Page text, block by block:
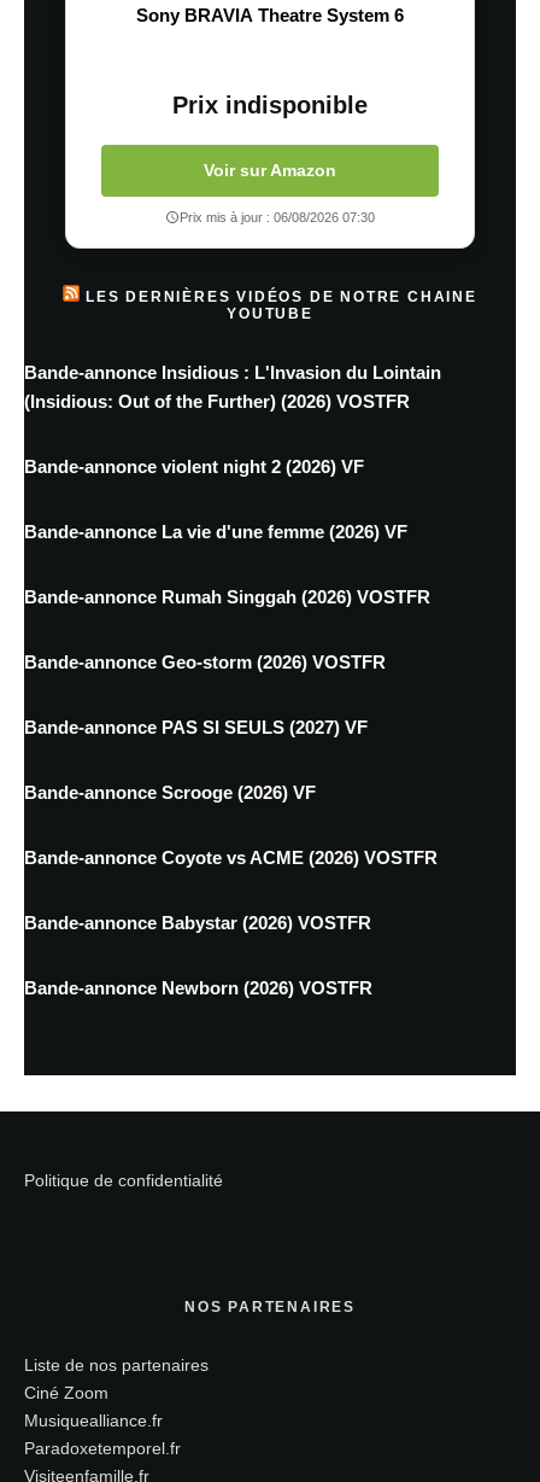
Sony BRAVIA Theatre System 6
Prix indisponible
Voir sur Amazon
Prix mis à jour : 06/08/2026 07:30
LES DERNIÈRES VIDÉOS DE NOTRE CHAINE
YOUTUBE
Bande-annonce Insidious : L'Invasion du Lointain
(Insidious: Out of the Further) (2026) VOSTFR
Bande-annonce violent night 2 (2026) VF
Bande-annonce La vie d'une femme (2026) VF
Bande-annonce Rumah Singgah (2026) VOSTFR
Bande-annonce Geo-storm (2026) VOSTFR
Bande-annonce PAS SI SEULS (2027) VF
Bande-annonce Scrooge (2026) VF
Bande-annonce Coyote vs ACME (2026) VOSTFR
Bande-annonce Babystar (2026) VOSTFR
Bande-annonce Newborn (2026) VOSTFR
Politique de confidentialité
NOS PARTENAIRES
Liste de nos partenaires
Ciné Zoom
Musiquealliance.fr
Paradoxetemporel.fr
Visiteenfamille.fr